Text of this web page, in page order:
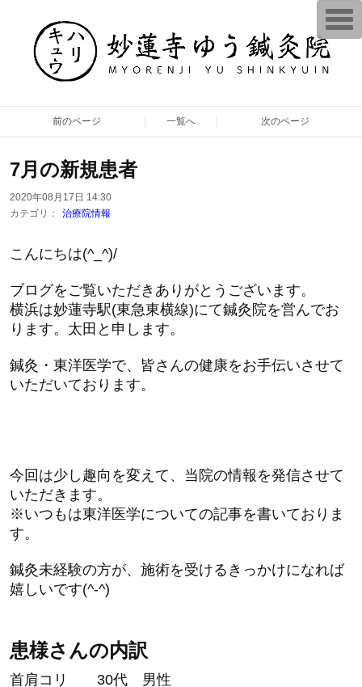
前のページ 一覧へ 次のページ
7月の新規患者
2020年08月17日 14:30
カテゴリ：
治療院情報
こんにちは(^_^)/
ブログをご覧いただきありがとうございます。
横浜は妙蓮寺駅(東急東横線)にて鍼灸院を営んでお
ります。太田と申します。
鍼灸・東洋医学で、皆さんの健康をお手伝いさせて
いただいております。
今回は少し趣向を変えて、当院の情報を発信させて
いただきます。
※いつもは東洋医学についての記事を書いておりま
す。
鍼灸未経験の方が、施術を受けるきっかけになれば
嬉しいです(^-^)
患様さんの内訳
首肩コリ 30代 男性
T
o
g
g